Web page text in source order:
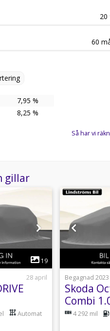
20
60
7,95 %
8,25 %
Så har vi
gillar
19
28 april
Automat
Begagnad 2023
Skoda
Combi
4 292 mil